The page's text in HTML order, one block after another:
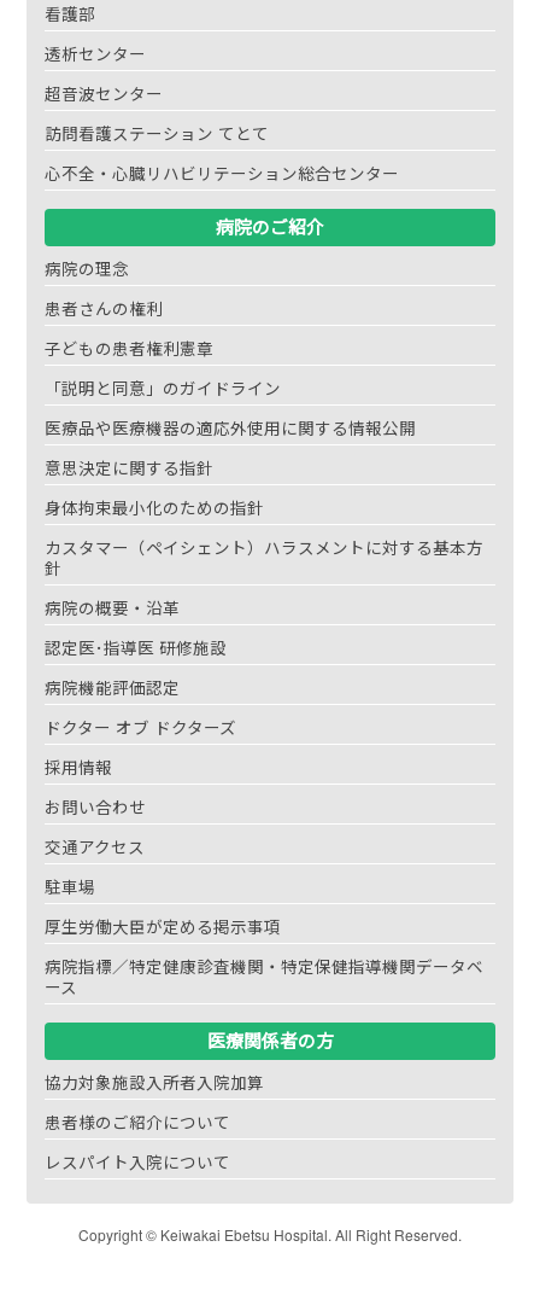
看護部
透析センター
超音波センター
訪問看護ステーション てとて
心不全・心臓リハビリテーション総合センター
病院のご紹介
病院の理念
患者さんの権利
子どもの患者権利憲章
「説明と同意」のガイドライン
医療品や医療機器の適応外使用に関する情報公開
意思決定に関する指針
身体拘束最小化のための指針
カスタマー（ペイシェント）ハラスメントに対する基本方
針
病院の概要・沿革
認定医･指導医 研修施設
病院機能評価認定
ドクター オブ ドクターズ
採用情報
お問い合わせ
交通アクセス
駐車場
厚生労働大臣が定める掲示事項
病院指標／特定健康診査機関・特定保健指導機関データベ
ース
医療関係者の方
協力対象施設入所者入院加算
患者様のご紹介について
レスパイト入院について
Copyright © Keiwakai Ebetsu Hospital. All Right Reserved.